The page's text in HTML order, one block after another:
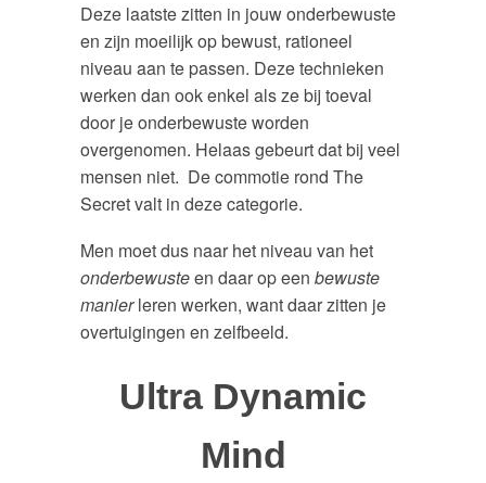
Deze laatste zitten in jouw onderbewuste
en zijn moeilijk op bewust, rationeel
niveau aan te passen. Deze technieken
werken dan ook enkel als ze bij toeval
door je onderbewuste worden
overgenomen. Helaas gebeurt dat bij veel
mensen niet. De commotie rond The
Secret valt in deze categorie.
Men moet dus naar het niveau van het
onderbewusteen daar op een bewuste
manierleren werken, want daar zitten je
overtuigingen en zelfbeeld.
Ultra Dynamic
Mind